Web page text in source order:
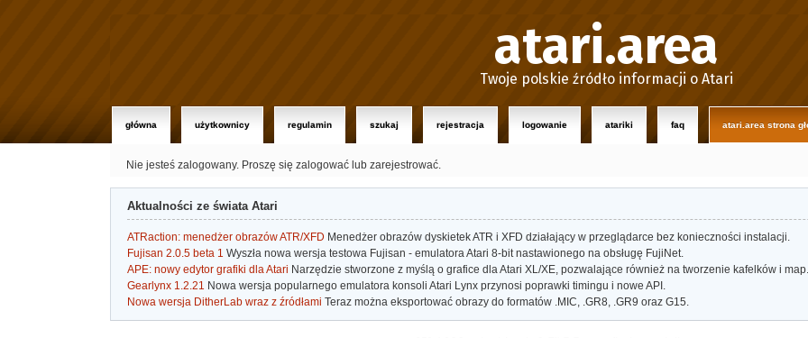
atari.area
Twoje polskie źródło informacji o Atari
główna użytkownicy regulamin szukaj rejestracja logowanie atariki faq atari.area strona
Nie jesteś zalogowany. Proszę się zalogować lub zarejestrować.
Aktualności ze świata Atari
ATRaction: menedżer obrazów ATR/XFD Menedżer obrazów dyskietek ATR i XFD działający w przeglądarce bez konieczności instalacji.
Fujisan 2.0.5 beta 1 Wyszła nowa wersja testowa Fujisan - emulatora Atari 8-bit nastawionego na obsługę FujiNet.
APE: nowy edytor grafiki dla Atari Narzędzie stworzone z myślą o grafice dla Atari XL/XE, pozwalające również na tworzenie kafelków i map.
Gearlynx 1.2.21 Nowa wersja popularnego emulatora konsoli Atari Lynx przynosi poprawki timingu i nowe API.
Nowa wersja DitherLab wraz z źródłami Teraz można eksportować obrazy do formatów .MIC, .GR8, .GR9 oraz G15.